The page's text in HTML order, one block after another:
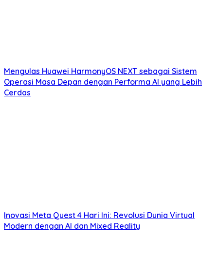
Mengulas Huawei HarmonyOS NEXT sebagai Sistem
Operasi Masa Depan dengan Performa AI yang Lebih
Cerdas
Inovasi Meta Quest 4 Hari Ini: Revolusi Dunia Virtual
Modern dengan AI dan Mixed Reality